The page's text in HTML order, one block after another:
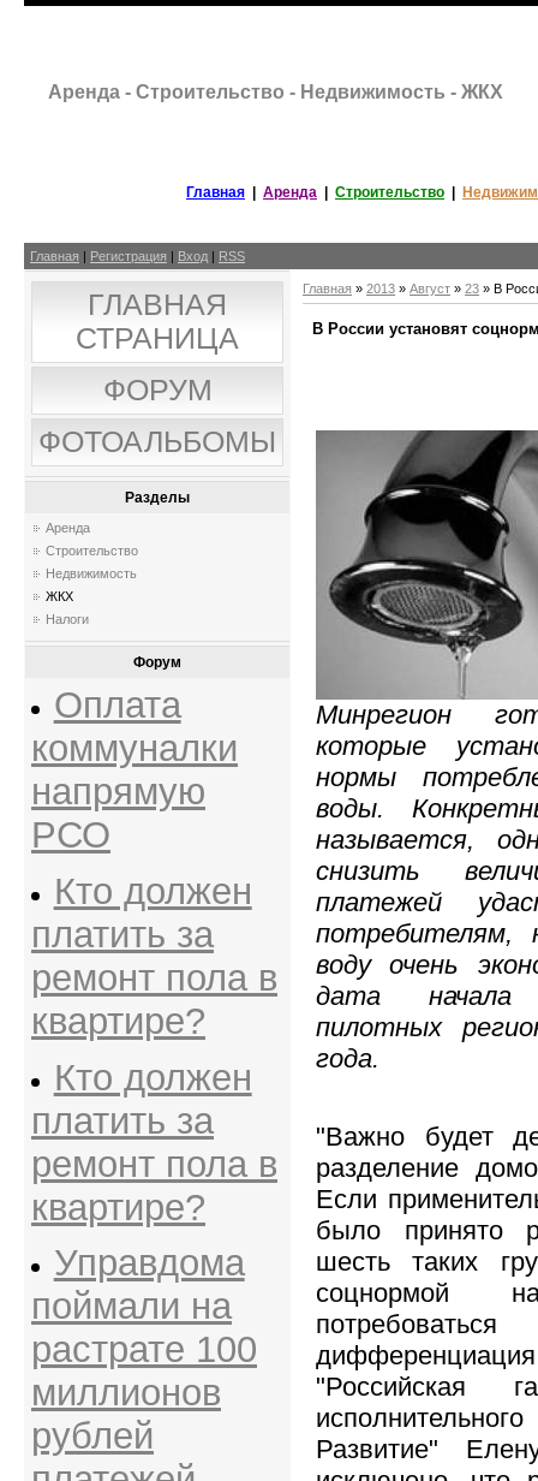
Аренда - Строительство - Недвижимость - ЖКХ
Главная Аренда Строительство
Главная Регистрация Вход RSS
ГЛАВНАЯ
СТРАНИЦА
ФОРУМ
ФОТОАЛЬБОМЫ
Разделы
Аренда
Строительство
Недвижимость
ЖКХ
Налоги
Форум
Оплата
коммуналки
напрямую
РСО
Кто должен
платить за
ремонт пола в
квартире?
Кто должен
платить за
ремонт пола в
квартире?
Управдома
поймали на
растрате 100
миллионов
рублей
Главная » 2013 » Август » 23 » В
В России установят
Минрегион
которые
нормы
воды.
называется,
снизить
платежей
потребителям,
воду очень
дата начала
пилотных
года.
"Важно будет
разделение
Если
было принято
шесть таких
соцнормой
"Российская
Развитие"